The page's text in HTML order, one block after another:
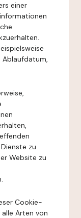
einer
Ablaufdatum,
zu
Website zu
Cookie-
Arten von